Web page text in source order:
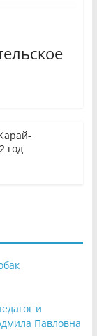
год
и
Павловна